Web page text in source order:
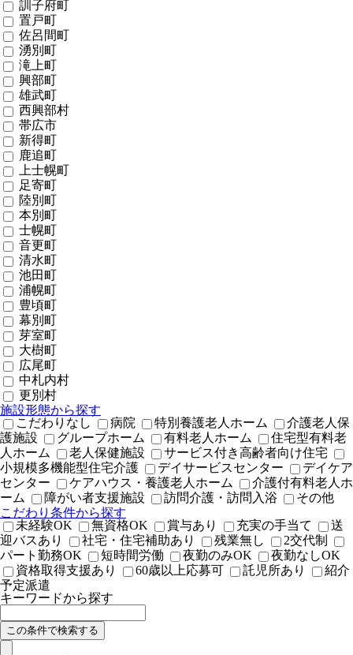
訓子府町
置戸町
佐呂間町
湧別町
滝上町
興部町
雄武町
西興部村
帯広市
新得町
鹿追町
上士幌町
足寄町
陸別町
本別町
士幌町
音更町
清水町
池田町
浦幌町
豊頃町
幕別町
芽室町
大樹町
広尾町
中札内村
更別村
施設形態から探す
こだわりなし
病院 特別養護老人ホーム
介護老人保
護施設
グループホーム 有料老人ホーム
住宅型有料老
人ホーム
老人保健施設
サービス付き高齢者向け住宅
小規模多機能型住宅介護
デイサービスセンター
デイケア
センター
ケアハウス・養護老人ホーム
介護付有料老人ホ
ーム
障がい者支援施設 訪問介護・訪問入浴
その他
こだわり条件から探す
未経験OK
無資格OK 賞与あり 充実の手当て
送
迎バスあり
社宅・住宅補助あり 残業無し
2交代制
パート勤務OK
短時間労働 夜勤のみOK
夜勤なしOK
資格取得支援あり
60歳以上応募可 託児所あり
紹介
予定派遣
キーワードから探す